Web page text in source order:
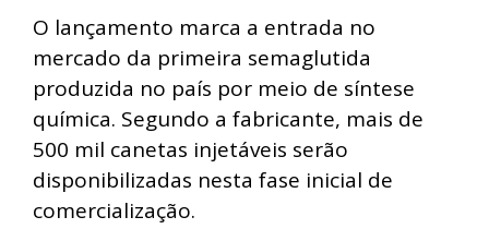
O lançamento marca a entrada no
mercado da primeira semaglutida
produzida no país por meio de síntese
química. Segundo a fabricante, mais de
500 mil canetas injetáveis serão
disponibilizadas nesta fase inicial de
comercialização.